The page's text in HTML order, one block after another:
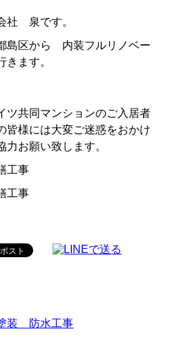
社 泉です。
島区から 内装フルリノベー
きます。
ツ共同マンションのご入居者
様には大変ご迷惑をおかけ
力お願い致します。
工事
工事
装 防水工事